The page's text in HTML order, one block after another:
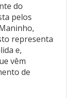
do
pelos
representa
e,
vêm
de